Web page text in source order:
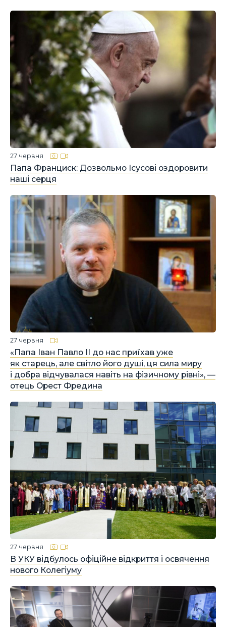
Папа Франциск: Дозвольмо Ісусові оздоровити
наші серця
27 червня
«Папа Іван Павло ІІ до нас приїхав уже
як старець, але світло його душі, ця сила миру
і добра відчувалася навіть на фізичному рівні», —
отець Орест Фредина
27 червня
В УКУ відбулось офіційне відкриття і освячення
нового Колегіуму
27 червня